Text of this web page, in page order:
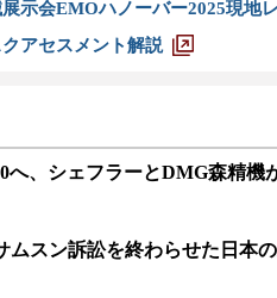
示会EMOハノーバー2025現地
アセスメント解説
へ、シェフラーとDMG森精機
ムスン訴訟を終わらせた日本